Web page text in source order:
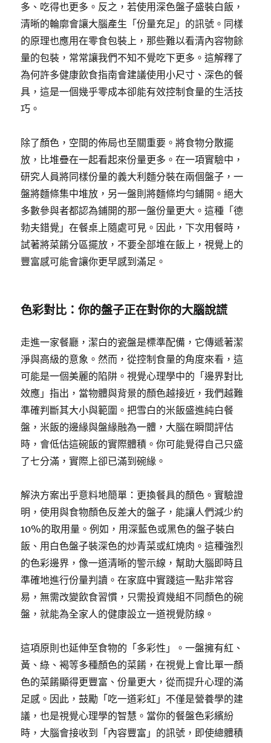
多、吃得也更多。反之，若使用深色盤子盛裝白飯，
清晰的輪廓會讓大腦產生「份量充足」的訊號。同樣
的原理也應用在零食包裝上，那些難以看清內容物餘
量的包裝，常常讓我們不知不覺吃下更多。這解釋了
為何許多健康飲食指南會建議使用小尺寸、深色的餐
具，這是一個幾乎零成本卻能有效控制食量的生活技
巧。
除了顏色，空間的佈局也至關重要。將食物分散擺
放，比堆疊在一起看起來份量更多。在一項實驗中，
研究人員將同樣份量的義大利麵分裝在兩個盤子，一
盤將麵條集中堆放，另一盤則將麵條均勻鋪開。絕大
多數參與者都認為鋪開的那一盤份量更大。這種「德
勃夫錯覺」在餐桌上隨處可見。因此，下次用餐時，
試著將菜餚分區擺放，不要全部堆在飯上，視覺上的
豐富感可能會讓你更早感到滿足。
色彩對比：你的盤子正在對你的大腦說謊
走進一家餐廳，潔白的瓷盤是標準配備，它傳遞著潔
淨與高級的意象。然而，從控制食量的角度來看，這
可能是一個美麗的陷阱。視覺心理學中的「邊界對比
效應」指出，當物體與背景的顏色越接近，我們越難
準確判斷其大小與範圍。把雪白的米飯盛進純白餐
盤，米飯的邊緣與盤緣融為一體，大腦在瞬間評估
時，會低估這碗飯的實際體積。你可能覺得自己只盛
了七分滿，實際上卻已滿到碗緣。
解決方案出乎意料地簡單：更換餐具的顏色。實驗證
明，使用與食物顏色反差大的盤子，能讓人們減少約
10%的取用量。例如，用深藍色或黑色的盤子裝白
飯、用白色盤子裝深色的炒青菜或紅燒肉。這種強烈
的色彩邊界，像一道清晰的警示線，幫助大腦即時且
準確地進行份量判讀。在家庭中實踐這一點非常容
易，無需改變飲食習慣，只需投資幾組不同顏色的碗
盤，就能為全家人的健康設立一道視覺防線。
這項原則也延伸至食物的「多彩性」。一盤擁有紅、
黃、綠、褐等多種顏色的菜餚，在視覺上會比單一顏
色的菜餚顯得更豐富、份量更大，從而提升心理的滿
足感。因此，鼓勵「吃一道彩虹」不僅是營養學的建
議，也是視覺心理學的智慧。當你的餐盤色彩繽紛
時，大腦會接收到「內容豐富」的訊號，即使總體積